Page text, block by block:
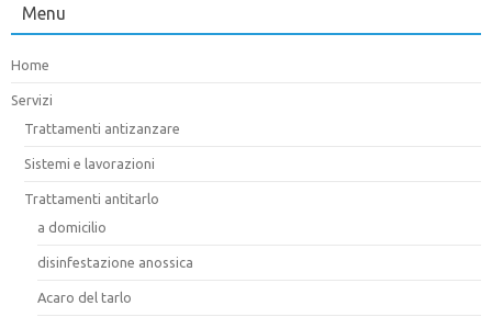
Menu
Home
Servizi
Trattamenti antizanzare
Sistemi e lavorazioni
Trattamenti antitarlo
a domicilio
disinfestazione anossica
Acaro del tarlo